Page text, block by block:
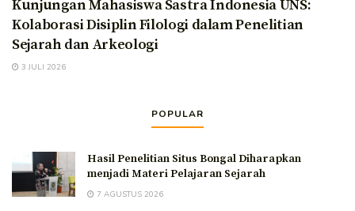
Kunjungan Mahasiswa Sastra Indonesia UNS:
Kolaborasi Disiplin Filologi dalam Penelitian
Sejarah dan Arkeologi
3 JULI 2026
POPULAR
Hasil Penelitian Situs Bongal Diharapkan
menjadi Materi Pelajaran Sejarah
7 AGUSTUS 2026